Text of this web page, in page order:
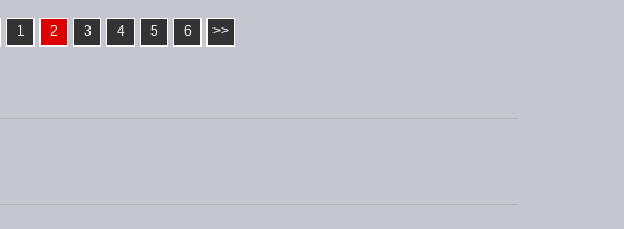
1 2 3 4 5 6 >>